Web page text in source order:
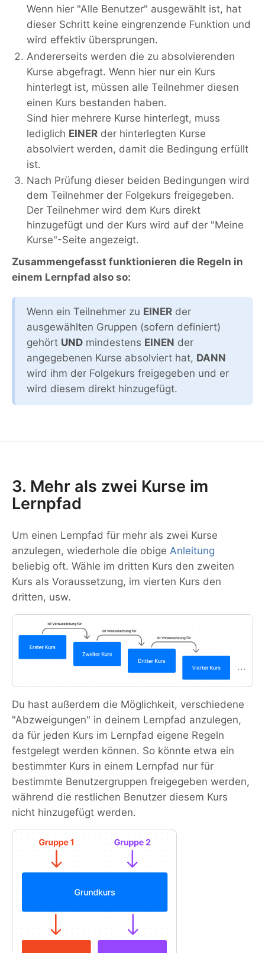
Wenn hier "Alle Benutzer" ausgewählt ist, hat
dieser Schritt keine eingrenzende Funktion und
wird effektiv übersprungen.
Andererseits werden die zu absolvierenden
Kurse abgefragt. Wenn hier nur ein Kurs
hinterlegt ist, müssen alle Teilnehmer diesen
einen Kurs bestanden haben.
Sind hier mehrere Kurse hinterlegt, muss
lediglich EINER der hinterlegten Kurse
absolviert werden, damit die Bedingung erfüllt
ist.
Nach Prüfung dieser beiden Bedingungen wird
dem Teilnehmer der Folgekurs freigegeben.
Der Teilnehmer wird dem Kurs direkt
hinzugefügt und der Kurs wird auf der "Meine
Kurse"-Seite angezeigt.
Zusammengefasst funktionieren die Regeln in
einem Lernpfad also so:
Wenn ein Teilnehmer zu EINER der
ausgewählten Gruppen (sofern definiert)
gehört UND mindestens EINEN der
angegebenen Kurse absolviert hat, DANN
wird ihm der Folgekurs freigegeben und er
wird diesem direkt hinzugefügt.
3. Mehr als zwei Kurse im
Lernpfad
Um einen Lernpfad für mehr als zwei Kurse
anzulegen, wiederhole die obige Anleitung
beliebig oft. Wähle im dritten Kurs den zweiten
Kurs als Voraussetzung, im vierten Kurs den
dritten, usw.
Du hast außerdem die Möglichkeit, verschiedene
"Abzweigungen" in deinem Lernpfad anzulegen,
da für jeden Kurs im Lernpfad eigene Regeln
festgelegt werden können. So könnte etwa ein
bestimmter Kurs in einem Lernpfad nur für
bestimmte Benutzergruppen freigegeben werden,
während die restlichen Benutzer diesem Kurs
nicht hinzugefügt werden.